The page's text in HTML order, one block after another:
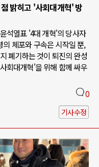
밝히고 '사회대개혁' 방
석열표 '4대 개혁'의 당사자
체포와 구속은 시작일 뿐,
폐기하는 것이 퇴진의 완성
회대개혁'을 위해 함께 싸우
0
기사수정